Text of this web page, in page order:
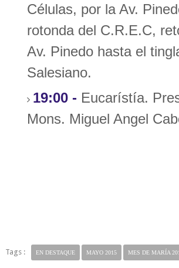
Células, por la Av.
rotonda del C.R.E.C,
Av. Pinedo hasta el
Salesiano.
19:00 - Eucarístía.
Mons. Miguel Angel
Tags : EN DESTAQUE MAYO 2015 MES DE MARÍA